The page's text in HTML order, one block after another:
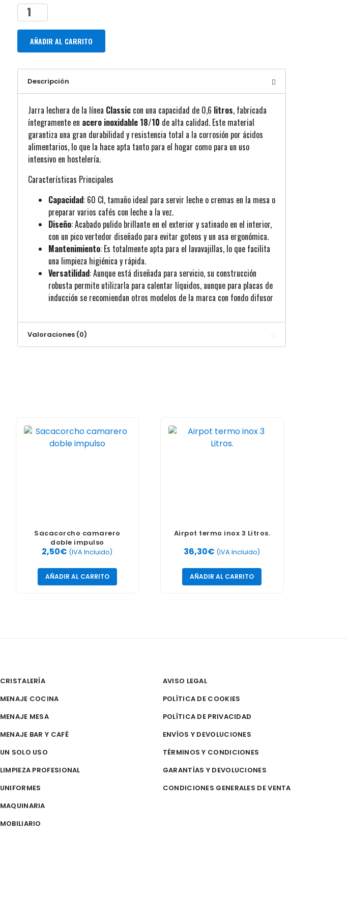
AÑADIR AL CARRITO
Descripción
Jarra lechera de la línea Classic con una capacidad de 0,6 litros, fabricada
íntegramente en acero inoxidable 18/10 de alta calidad. Este material
garantiza una gran durabilidad y resistencia total a la corrosión por ácidos
alimentarios, lo que la hace apta tanto para el hogar como para un uso
intensivo en hostelería.
Características Principales
Capacidad: 60 Cl, tamaño ideal para servir leche o cremas en la mesa o
preparar varios cafés con leche a la vez.
Diseño: Acabado pulido brillante en el exterior y satinado en el interior,
con un pico vertedor diseñado para evitar goteos y un asa ergonómica.
Mantenimiento: Es totalmente apta para el lavavajillas, lo que facilita
una limpieza higiénica y rápida.
Versatilidad: Aunque está diseñada para servicio, su construcción
robusta permite utilizarla para calentar líquidos, aunque para placas de
inducción se recomiendan otros modelos de la marca con fondo difusor
Valoraciones (0)
Sacacorcho camarero
doble impulso
2,50€ (IVA Incluido)
AÑADIR AL CARRITO
Airpot termo inox 3 Litros.
36,30€ (IVA Incluido)
AÑADIR AL CARRITO
CRISTALERÍA
MENAJE COCINA
MENAJE MESA
MENAJE BAR Y CAFÉ
UN SOLO USO
LIMPIEZA PROFESIONAL
UNIFORMES
MAQUINARIA
MOBILIARIO
AVISO LEGAL
POLÍTICA DE COOKIES
POLÍTICA DE PRIVACIDAD
ENVÍOS Y DEVOLUCIONES
TÉRMINOS Y CONDICIONES
GARANTÍAS Y DEVOLUCIONES
CONDICIONES GENERALES DE VENTA